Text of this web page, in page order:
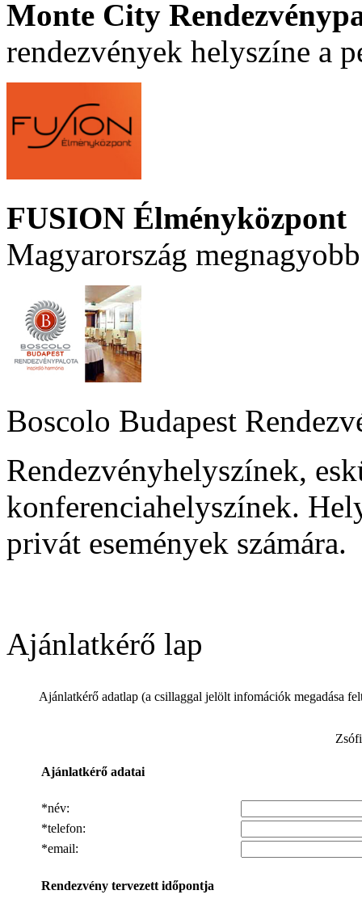
Monte City
rendezvények helyszíne a
FUSION Élményközpont
Magyarország
Boscolo Budapest
Rendezvényhelyszínek,
konferenciahelyszínek.
privát események számára.
Ajánlatkérő lap
Ajánlatkérő adatlap (a csillaggal jelölt infomációk megadása
Ajánlatkérő adatai
*név:
*telefon:
*email:
Rendezvény tervezett időpontja